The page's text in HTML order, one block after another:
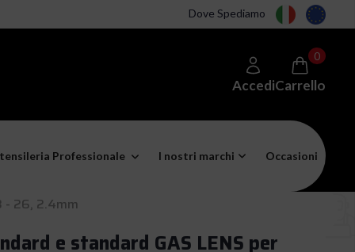
Dove Spediamo
AccediCarrello
0
Professionale I nostri marchi Occasioni
- 26, 2.4mm
e standard GAS LENS per